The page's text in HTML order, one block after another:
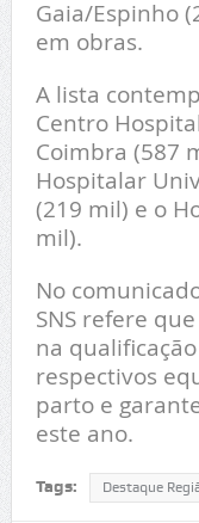
Gaia/Espinho
em obras.
A lista
Centro
Coimbra (587
Hospitalar
(219 mil) e o
mil).
No
SNS refere
na
respectivos
parto e
este ano.
Tags: Destaque